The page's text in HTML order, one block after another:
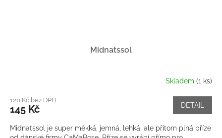
Midnatssol
Skladem (1 ks)
120 Kč bez DPH
145 Kč DETAIL
Midnatssol je super měkká, jemná, lehká, ale přitom plná příze